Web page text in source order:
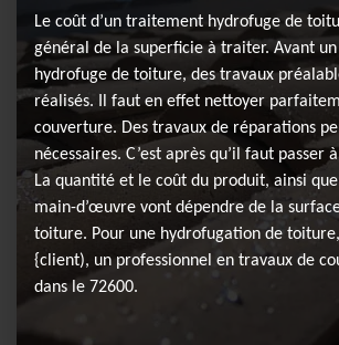
Le coût d’un traitement hydrofuge de
général de la superficie à traiter. Avant
hydrofuge de toiture, des travaux
réalisés. Il faut en effet nettoyer
couverture. Des travaux de réparations
nécessaires. C’est après qu’il faut passer
La quantité et le coût du produit, ainsi
main-d’œuvre vont dépendre de la
toiture. Pour une hydrofugation de
{client), un professionnel en travaux de
dans le 72600.